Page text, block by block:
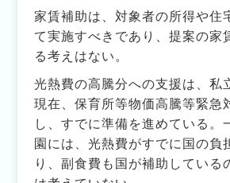
家賃補助は、対象者の所得や住
て実施すべきであり、提案の家
る考えはない。
光熱費の高騰分への支援は、私
現在、保育所等物価高騰等緊急
し、すでに準備を進めている。
園には、光熱費がすでに国の負
り、副食費も国が補助している